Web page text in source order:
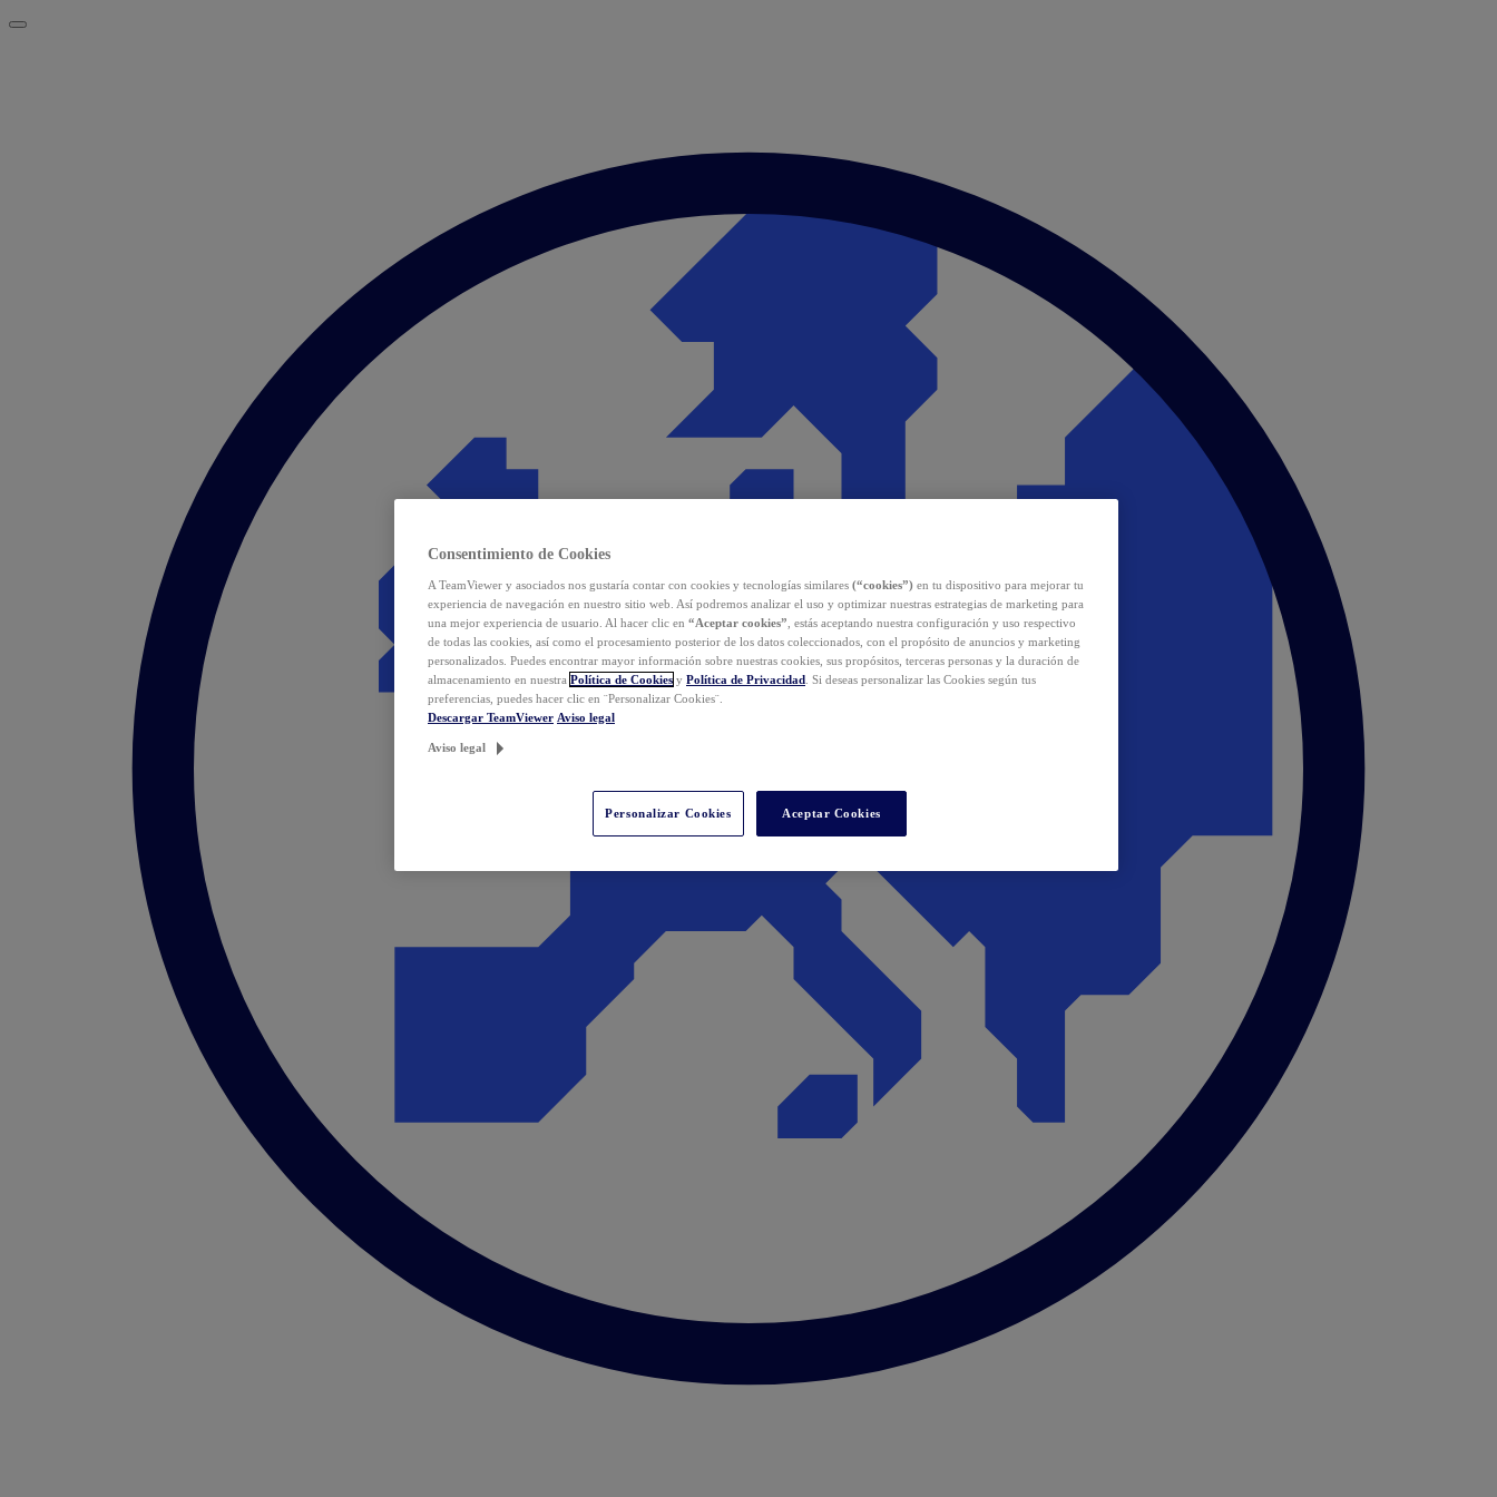
Consentimiento de Cookies
A TeamViewer y asociados nos gustaría contar con cookies y tecnologías similares (“cookies”) en tu dispositivo para mejorar tu
experiencia de navegación en nuestro sitio web. Así podremos analizar el uso y optimizar nuestras estrategias de marketing para
una mejor experiencia de usuario. Al hacer clic en “Aceptar cookies” , estás aceptando nuestra configuración y uso respectivo
de todas las cookies, así como el procesamiento posterior de los datos coleccionados, con el propósito de anuncios y marketing
personalizados. Puedes encontrar mayor información sobre nuestras cookies, sus propósitos, terceras personas y la duración de
almacenamiento en nuestra Política de Cookies y Política de Privacidad . Si deseas personalizar las Cookies según tus
preferencias, puedes hacer clic en ¨Personalizar Cookies¨.
Descargar TeamViewer Aviso legal
Aviso legal
Personalizar Cookies Aceptar Cookies